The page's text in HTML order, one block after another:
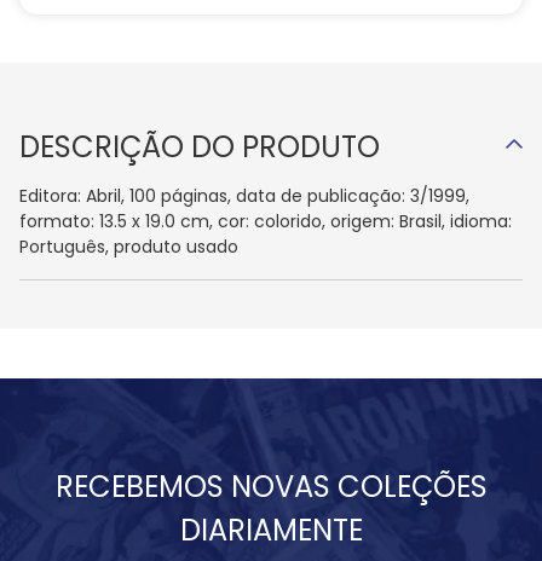
DESCRIÇÃO DO PRODUTO
Editora: Abril, 100 páginas, data de publicação: 3/1999,
formato: 13.5 x 19.0 cm, cor: colorido, origem: Brasil, idioma:
Português, produto usado
RECEBEMOS NOVAS COLEÇÕES
DIARIAMENTE